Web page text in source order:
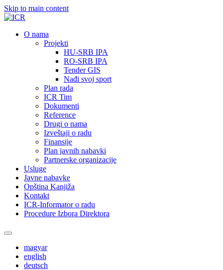
Skip to main content
О nama
Projekti
HU-SRB IPA
RO-SRB IPA
Tender GIS
Nađi svoj sport
Plan rada
ICR Tim
Dokumenti
Reference
Drugi o nama
Izveštaji o radu
Finansije
Plan javnih nabavki
Partnerske organizacije
Usluge
Javne nabavke
Opština Kanjiža
Kontakt
ICR-Informator o radu
Procedure Izbora Direktora
magyar
english
deutsch